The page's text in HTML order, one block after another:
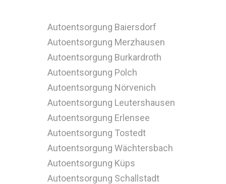
Autoentsorgung Baiersdorf
Autoentsorgung Merzhausen
Autoentsorgung Burkardroth
Autoentsorgung Polch
Autoentsorgung Nörvenich
Autoentsorgung Leutershausen
Autoentsorgung Erlensee
Autoentsorgung Tostedt
Autoentsorgung Wächtersbach
Autoentsorgung Küps
Autoentsorgung Schallstadt